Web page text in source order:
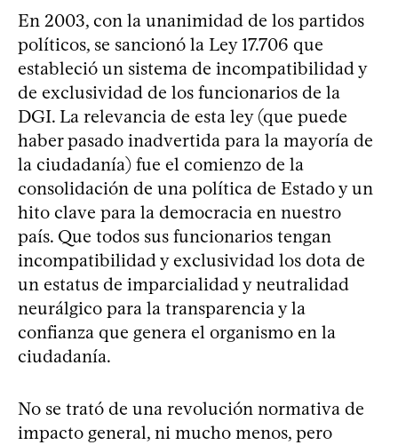
En 2003, con la unanimidad de los partidos
políticos, se sancionó la Ley 17.706 que
estableció un sistema de incompatibilidad y
de exclusividad de los funcionarios de la
DGI. La relevancia de esta ley (que puede
haber pasado inadvertida para la mayoría de
la ciudadanía) fue el comienzo de la
consolidación de una política de Estado y un
hito clave para la democracia en nuestro
país. Que todos sus funcionarios tengan
incompatibilidad y exclusividad los dota de
un estatus de imparcialidad y neutralidad
neurálgico para la transparencia y la
confianza que genera el organismo en la
ciudadanía.
No se trató de una revolución normativa de
impacto general, ni mucho menos, pero